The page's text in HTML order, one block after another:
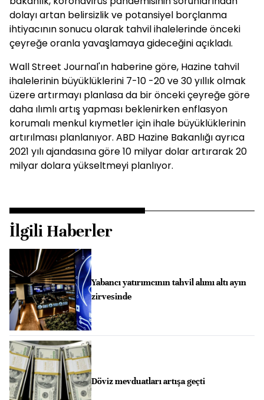
dolayı artan belirsizlik ve potansiyel borçlanma
ihtiyacının sonucu olarak tahvil ihalelerinde önceki
çeyreğe oranla yavaşlamaya gideceğini açıkladı.
Wall Street Journal'ın haberine göre, Hazine tahvil
ihalelerinin büyüklüklerini 7-10 -20 ve 30 yıllık olmak
üzere artırmayı planlasa da bir önceki çeyreğe göre
daha ılımlı artış yapması beklenirken enflasyon
korumalı menkul kıymetler için ihale büyüklüklerinin
artırılması planlanıyor. ABD Hazine Bakanlığı ayrıca
2021 yılı ajandasına göre 10 milyar dolar artırarak 20
milyar dolara yükseltmeyi planlıyor.
İlgili Haberler
Yabancı yatırımcının tahvil alımı altı ayın
zirvesinde
Döviz mevduatları artışa geçti